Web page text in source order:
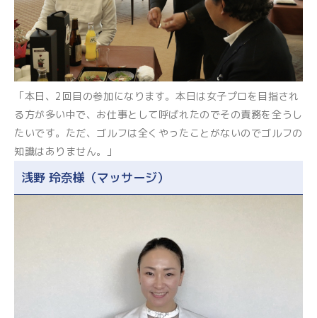
「本日、2回目の参加になります。本日は女子プロを目指され
る方が多い中で、お仕事として呼ばれたのでその責務を全うし
たいです。ただ、ゴルフは全くやったことがないのでゴルフの
知識はありません。」
浅野 玲奈様（マッサージ）